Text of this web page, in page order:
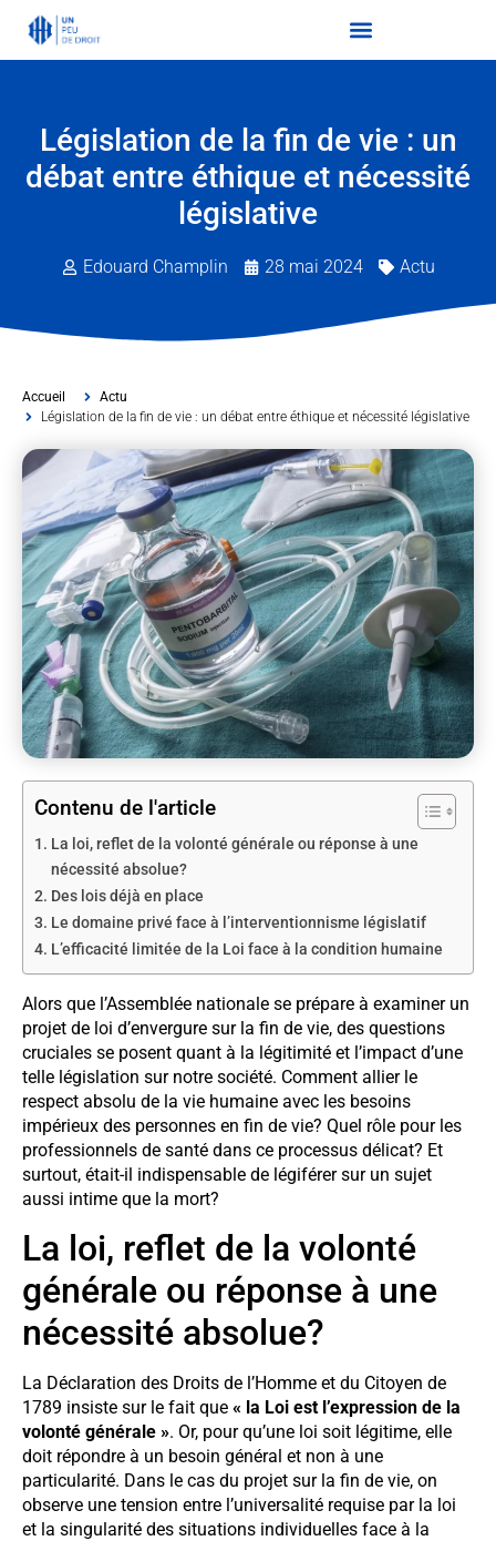
Législation de la fin de vie : un
débat entre éthique et nécessité
législative
Edouard Champlin 28 mai 2024 Actu
Accueil
Actu
Législation de la fin de vie : un débat entre éthique et nécessité législative
Contenu de l'article
La loi, reflet de la volonté générale ou réponse à une
nécessité absolue?
Des lois déjà en place
Le domaine privé face à l’interventionnisme législatif
L’efficacité limitée de la Loi face à la condition humaine
Alors que l’Assemblée nationale se prépare à examiner un
projet de loi d’envergure sur la fin de vie, des questions
cruciales se posent quant à la légitimité et l’impact d’une
telle législation sur notre société. Comment allier le
respect absolu de la vie humaine avec les besoins
impérieux des personnes en fin de vie? Quel rôle pour les
professionnels de santé dans ce processus délicat? Et
surtout, était-il indispensable de légiférer sur un sujet
aussi intime que la mort?
La loi, reflet de la volonté
générale ou réponse à une
nécessité absolue?
La Déclaration des Droits de l’Homme et du Citoyen de
1789 insiste sur le fait que « la Loi est l’expression de la
volonté générale ». Or, pour qu’une loi soit légitime, elle
doit répondre à un besoin général et non à une
particularité. Dans le cas du projet sur la fin de vie, on
observe une tension entre l’universalité requise par la loi
et la singularité des situations individuelles face à la